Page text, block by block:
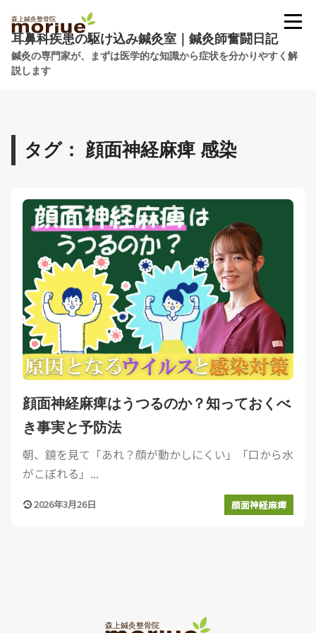
耳鼻科疾患の駆け込み鍼灸室｜鍼灸師奮闘日記
鍼灸の専門家が、まずは医学的な知識から症状を分かりやすく解
説します
タグ： 顔面神経麻痺 感染
顔面神経麻痺はうつるのか？知っておくべ
き事実と予防法
朝、鏡を見て「あれ？顔が動かしにくい」「口から水
がこぼれる」...
2026年3月26日 顔面神経麻痺